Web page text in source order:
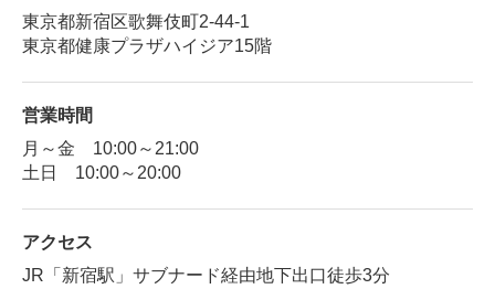
東京都新宿区歌舞伎町2-44-1
東京都健康プラザハイジア15階
営業時間
月～金 10:00～21:00
土日 10:00～20:00
アクセス
JR「新宿駅」サブナード経由地下出口徒歩3分